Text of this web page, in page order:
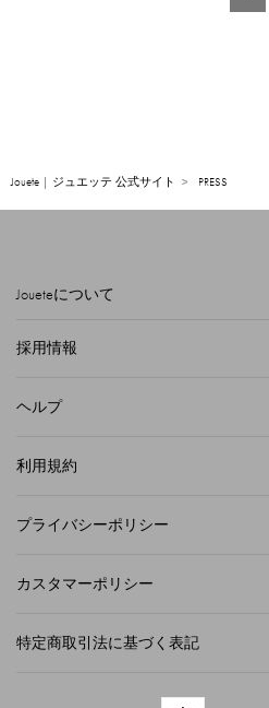
Jouete | ジュエッテ 公式サイト PRESS
Joueteについて
採用情報
ヘルプ
利用規約
プライバシーポリシー
カスタマーポリシー
特定商取引法に基づく表記